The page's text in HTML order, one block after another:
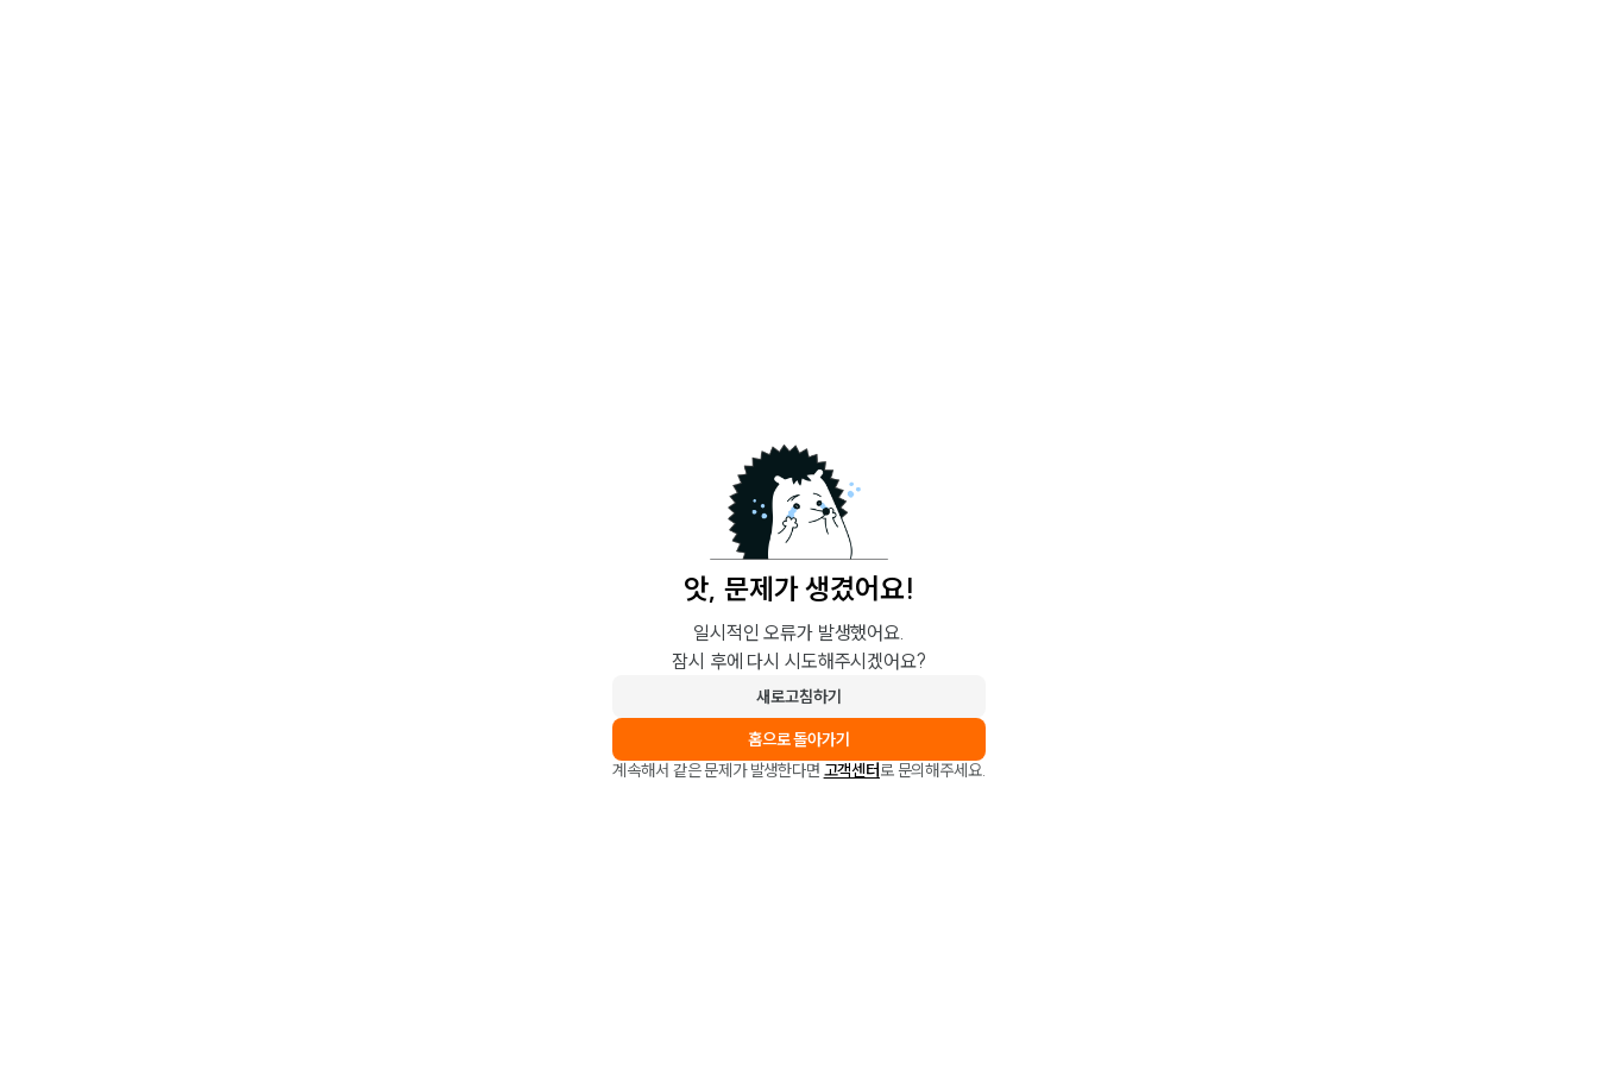
앗, 문제가 생겼어요!
일시적인 오류가 발생했어요.
잠시 후에 다시 시도해주시겠어요?
새로고침하기
홈으로 돌아가기
계속해서 같은 문제가 발생한다면 고객센터로 문의해주세요.